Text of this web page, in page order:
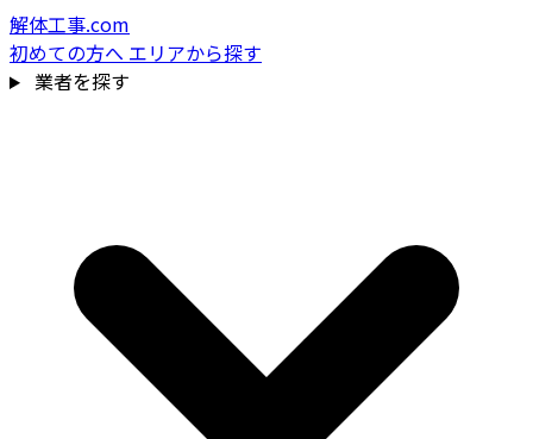
解体工事.com
初めての方へ エリアから探す
業者を探す